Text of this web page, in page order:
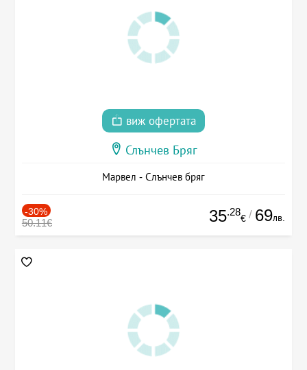
виж офертата
Слънчев Бряг
Марвел - Слънчев бряг
-30%
50.11€ 35.28
€ / 69лв.